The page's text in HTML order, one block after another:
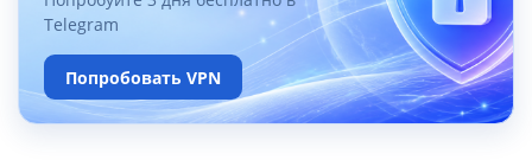
Telegram
Попробовать VPN